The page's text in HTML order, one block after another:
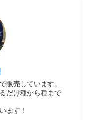
販売しています。
だけ種から種まで
ます！